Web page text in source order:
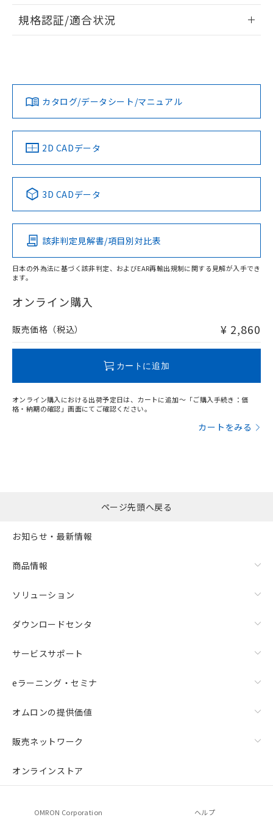
ログイン/会員登録
ダウンロードデータをご利用いただく前に、以下を必ずお読
みください。
ソフトウェアの使用条件
EU RoHS 注意事項・凡例
対応済み
中国 RoHS 注意事項・凡例
Pb Hg Cd Cr(VI)
O
在庫等で未対応品が混在する可能性があります。
問い合わせください。
規格認証/適合状況
LR型式承認
（イギリス
船舶規格）
DNV型式承認
（ノルウェー
BV型式承認
（フランス
KR型式
（韓国
No No No No
この製品の規格認証/適合状況ページへ
その他の認証はこちらのページからご検索ください
カタログ/データシート/マニュアル
2D CADデータ
3D CADデータ
該非判定見解書/項目別対比表
日本の外為法に基づく該非判定、およびEAR再輸出規制に関する見解が入手でき
ます。
オンライン購入
販売価格（税込） ¥ 2,860
カートに追加
オンライン購入における出荷予定日は、カートに追加～「ご購入手続き：価
格・納期の確認」画面にてご確認ください。
カートをみる
ページ先頭へ戻る
お知らせ・最新情報
商品情報
ソリューション
ダウンロードセンタ
サービスサポート
eラーニング・セミナ
オムロンの提供価値
販売ネットワーク
オンラインストア
OMRON Corporation ヘルプ